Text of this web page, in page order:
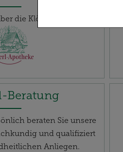
Statistiken &
optimieren
möglichst
Dritte wie z.B.
die Klösterl Apotheke
Beratung
beraten Sie unsere
und qualifiziert
Anliegen.